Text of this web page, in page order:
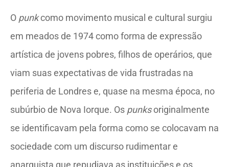
O punkcomo movimento musical e cultural surgiu
em meados de 1974 como forma de expressão
artística de jovens pobres, filhos de operários, que
viam suas expectativas de vida frustradas na
periferia de Londres e, quase na mesma época, no
subúrbio de Nova Iorque. Os punksoriginalmente
se identificavam pela forma como se colocavam na
sociedade com um discurso rudimentar e
anarquista que repudiava as instituições e os